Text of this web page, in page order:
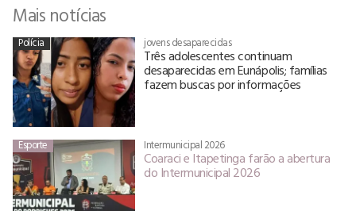
Mais notícias
Polícia jovens desaparecidas
Três adolescentes continuam
desaparecidas em Eunápolis; famílias
fazem buscas por informações
Esporte Intermunicipal 2026
Coaraci e Itapetinga farão a abertura
do Intermunicipal 2026